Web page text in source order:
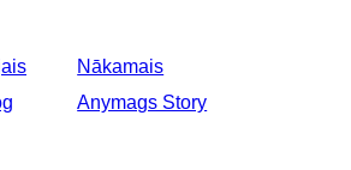
Nākamais
Anymags Story